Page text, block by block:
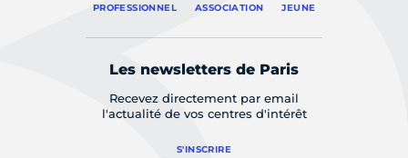
PROFESSIONNEL ASSOCIATION JEUNE
Les newsletters de Paris
Recevez directement par email
l'actualité de vos centres d'intérêt
S'INSCRIRE